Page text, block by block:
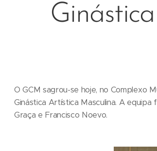
O GCM sagrou-se hoje, no Complexo
Ginástica Artística Masculina. A
Graça e Francisco Noevo.